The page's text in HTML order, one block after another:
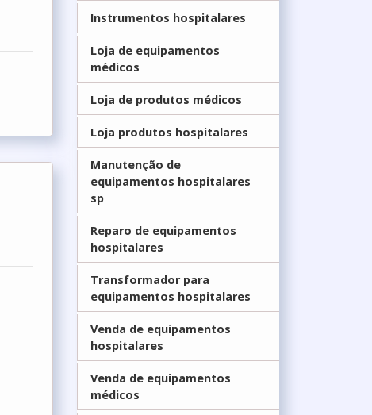
Instrumentos hospitalares
Loja de equipamentos
médicos
Loja de produtos médicos
Loja produtos hospitalares
Manutenção de
equipamentos hospitalares
sp
Reparo de equipamentos
hospitalares
Transformador para
equipamentos hospitalares
Venda de equipamentos
hospitalares
Venda de equipamentos
médicos